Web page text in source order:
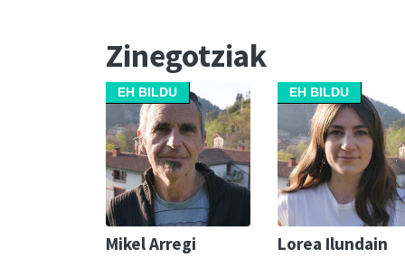
Zinegotziak
EH BILDU
Mikel Arregi
EH BILDU
Lorea Ilundain